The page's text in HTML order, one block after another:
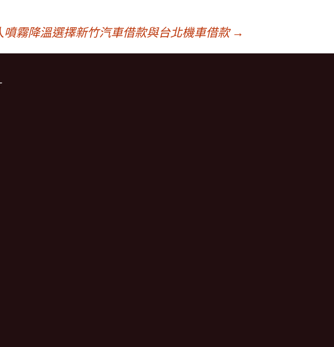
噴霧降溫選擇新竹汽車借款與台北機車借款 →